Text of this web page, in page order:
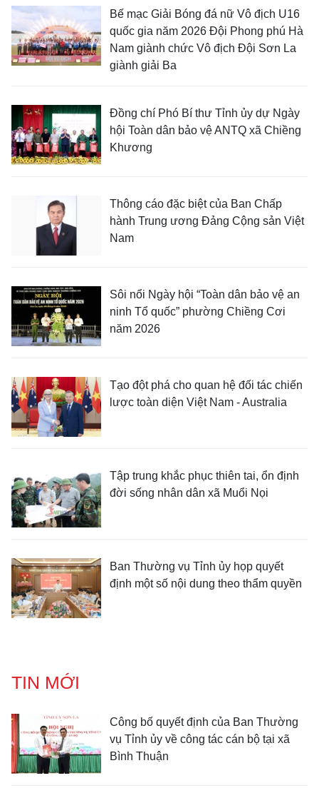
Bế mạc Giải Bóng đá nữ Vô địch U16
quốc gia năm 2026 Đội Phong phú Hà
Nam giành chức Vô địch Đội Sơn La
giành giải Ba
Đồng chí Phó Bí thư Tỉnh ủy dự Ngày
hội Toàn dân bảo vệ ANTQ xã Chiềng
Khương
Thông cáo đặc biệt của Ban Chấp
hành Trung ương Đảng Cộng sản Việt
Nam
Sôi nổi Ngày hội “Toàn dân bảo vệ an
ninh Tổ quốc” phường Chiềng Cơi
năm 2026
Tạo đột phá cho quan hệ đối tác chiến
lược toàn diện Việt Nam - Australia
Tập trung khắc phục thiên tai, ổn định
đời sống nhân dân xã Muổi Nọi
Ban Thường vụ Tỉnh ủy họp quyết
định một số nội dung theo thẩm quyền
TIN MỚI
Công bố quyết định của Ban Thường
vụ Tỉnh ủy về công tác cán bộ tại xã
Bình Thuận